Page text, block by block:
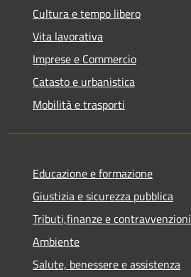
Cultura e tempo libero
Vita lavorativa
Imprese e Commercio
Catasto e urbanistica
Mobilità e trasporti
Educazione e formazione
Giustizia e sicurezza pubblica
Tributi,finanze e contravvenzioni
Ambiente
Salute, benessere e assistenza